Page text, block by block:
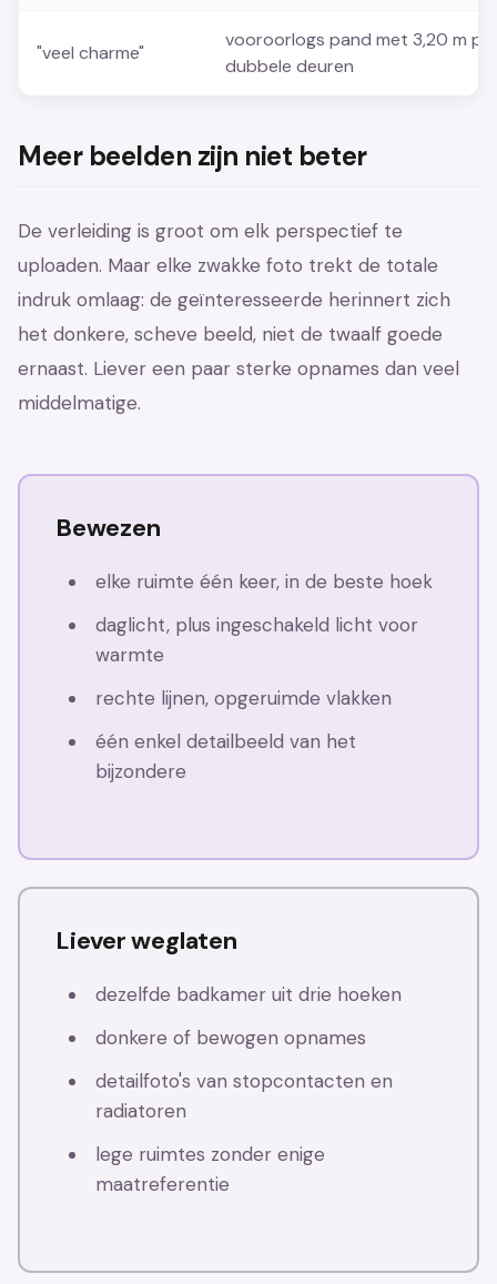
"veel charme"
vooroorlogs pand met 3,20 m
dubbele deuren
Meer beelden zijn niet beter
De verleiding is groot om elk perspectief te
uploaden. Maar elke zwakke foto trekt de totale
indruk omlaag: de geïnteresseerde herinnert zich
het donkere, scheve beeld, niet de twaalf goede
ernaast. Liever een paar sterke opnames dan veel
middelmatige.
Bewezen
elke ruimte één keer, in de beste hoek
daglicht, plus ingeschakeld licht voor
warmte
rechte lijnen, opgeruimde vlakken
één enkel detailbeeld van het
bijzondere
Liever weglaten
dezelfde badkamer uit drie hoeken
donkere of bewogen opnames
detailfoto's van stopcontacten en
radiatoren
lege ruimtes zonder enige
maatreferentie